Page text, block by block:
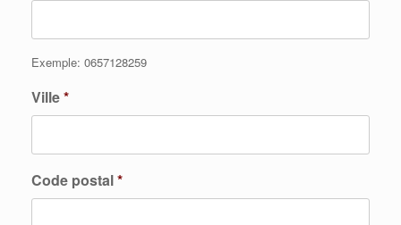
Exemple: 0657128259
Ville*
Code postal*